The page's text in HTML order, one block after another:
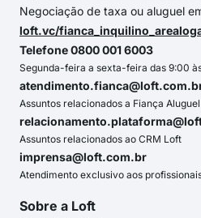
Negociação de taxa ou aluguel
loft.vc/
Telefone 0800 001 6003
Segunda-feira a sexta-feira das 9:00
Assuntos relacionados a Fiança Aluguel
Assuntos relacionados ao CRM Loft
imprensa@loft.com.br
Atendimento exclusivo aos
Sobre a Loft